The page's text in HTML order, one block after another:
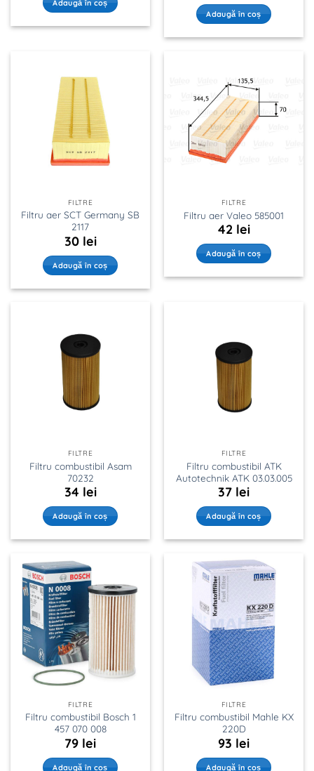
Adaugă în coș
Adaugă în coș
FILTRE
Filtru aer SCT Germany SB
2117
30 lei
Adaugă în coș
FILTRE
Filtru aer Valeo 585001
42 lei
Adaugă în coș
FILTRE
Filtru combustibil Asam
70232
34 lei
Adaugă în coș
FILTRE
Filtru combustibil ATK
Autotechnik ATK 03.03.005
37 lei
Adaugă în coș
FILTRE
Filtru combustibil Bosch 1
457 070 008
79 lei
Adaugă în coș
FILTRE
Filtru combustibil Mahle KX
220D
93 lei
Adaugă în coș